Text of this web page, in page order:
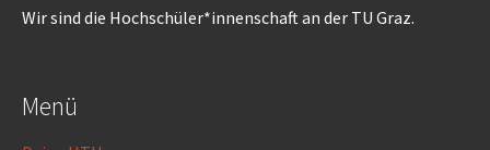
Wir sind die Hochschüler*innenschaft an der TU Graz.
Menü